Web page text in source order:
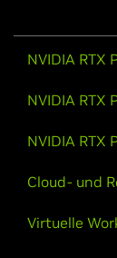
NVIDIA RTX
NVIDIA RTX
NVIDIA RTX
Cloud- und
Virtuelle